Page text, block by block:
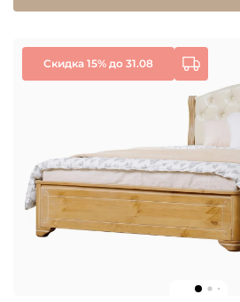
Скидка 15% до 31.08